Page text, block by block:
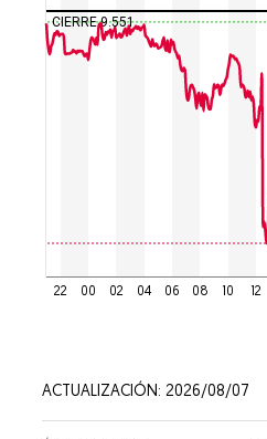
CIERRE 9.551
22 00 02 04 06 08 10 12
ACTUALIZACIÓN: 2026/08/07